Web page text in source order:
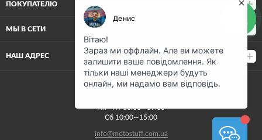
ПОКУПАТЕЛЮ
МЫ В СЕТИ
НАШ АДРЕС
(068) 80-500-80
Пн—Пт 10:00—19:00
Сб 10:00—15:00
info@motostuff.com.ua